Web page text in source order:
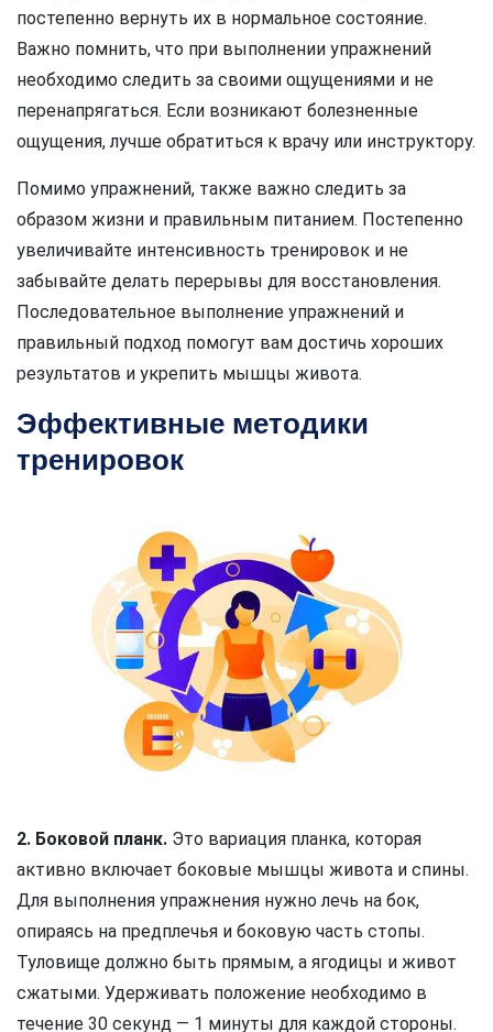
постепенно вернуть их в нормальное состояние.
Важно помнить, что при выполнении упражнений
необходимо следить за своими ощущениями и не
перенапрягаться. Если возникают болезненные
ощущения, лучше обратиться к врачу или инструктору.
Помимо упражнений, также важно следить за
образом жизни и правильным питанием. Постепенно
увеличивайте интенсивность тренировок и не
забывайте делать перерывы для восстановления.
Последовательное выполнение упражнений и
правильный подход помогут вам достичь хороших
результатов и укрепить мышцы живота.
Эффективные методики
тренировок
2. Боковой планк. Это вариация планка, которая
активно включает боковые мышцы живота и спины.
Для выполнения упражнения нужно лечь на бок,
опираясь на предплечья и боковую часть стопы.
Туловище должно быть прямым, а ягодицы и живот
сжатыми. Удерживать положение необходимо в
течение 30 секунд — 1 минуты для каждой стороны.